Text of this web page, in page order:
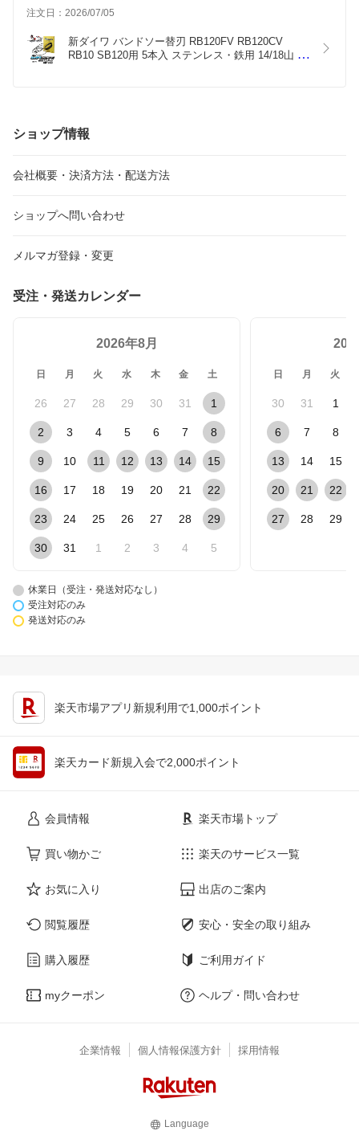
注文日：2026/07/05
新ダイワ バンドソー替刃 RB120FV RB120CV
RB10 SB120用 5本入 ステンレス・鉄用 14/18山 14
ショップ情報
会社概要・決済方法・配送方法
ショップへ問い合わせ
メルマガ登録・変更
受注・発送カレンダー
2026年8月
日 月 火 水 木 金 土
26 27 28 29 30 31 1
2 3 4 5 6 7 8
9 10 11 12 13 14 15
16 17 18 19 20 21 22
23 24 25 26 27 28 29
30 31 1 2 3 4 5
日 月 火
30 31 1
6 7 8
13 14 15
20 21 22
27 28 29
休業日（受注・発送対応なし）
受注対応のみ
発送対応のみ
楽天市場アプリ新規利用で1,000ポイント
楽天カード新規入会で2,000ポイント
会員情報
買い物かご
お気に入り
閲覧履歴
購入履歴
myクーポン
楽天市場トップ
楽天のサービス一覧
出店のご案内
安心・安全の取り組み
ご利用ガイド
ヘルプ・問い合わせ
企業情報 個人情報保護方針 採用情報
Language